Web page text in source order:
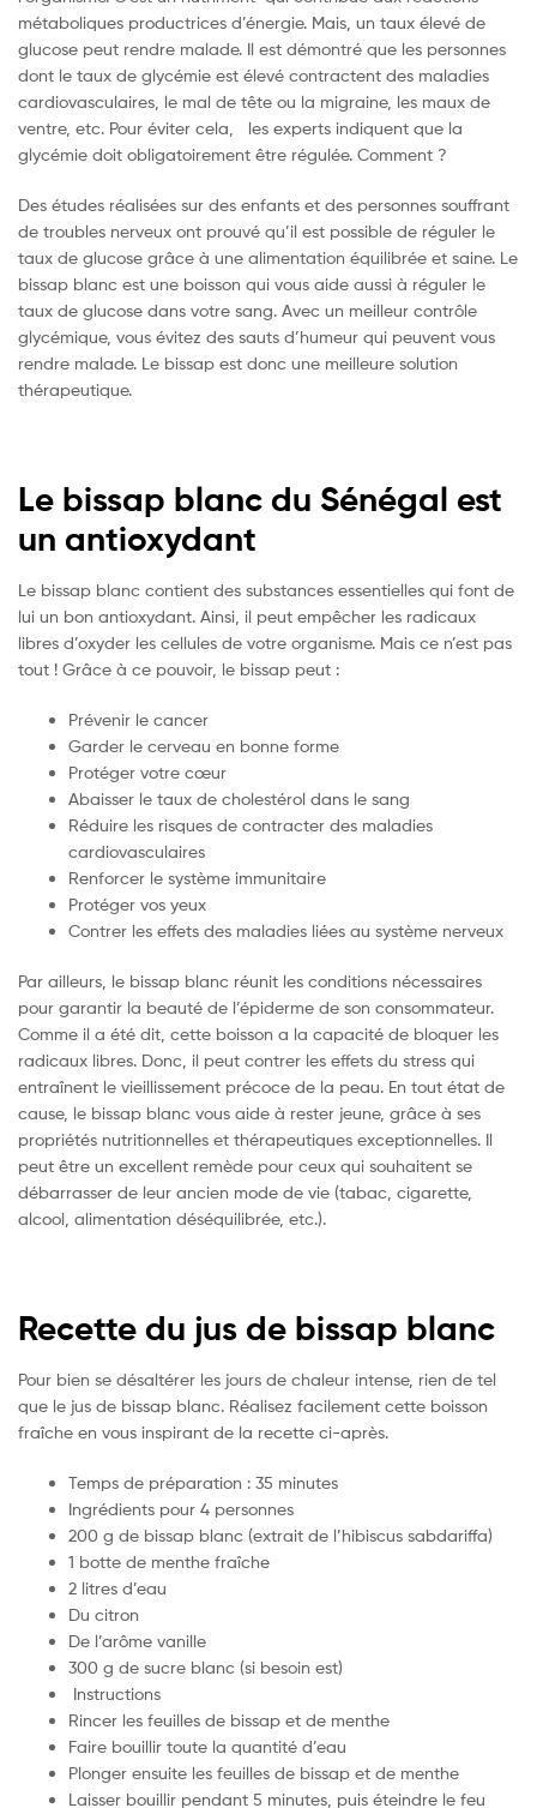
métaboliques productrices d’énergie. Mais, un taux élevé de
glucose peut rendre malade. Il est démontré que les personnes
dont le taux de glycémie est élevé contractent des maladies
cardiovasculaires, le mal de tête ou la migraine, les maux de
ventre, etc. Pour éviter cela, les experts indiquent que la
glycémie doit obligatoirement être régulée. Comment ?
Des études réalisées sur des enfants et des personnes souffrant
de troubles nerveux ont prouvé qu’il est possible de réguler le
taux de glucose grâce à une alimentation équilibrée et saine. Le
bissap blanc est une boisson qui vous aide aussi à réguler le
taux de glucose dans votre sang. Avec un meilleur contrôle
glycémique, vous évitez des sauts d’humeur qui peuvent vous
rendre malade. Le bissap est donc une meilleure solution
thérapeutique.
Le bissap blanc du Sénégal est
un antioxydant
Le bissap blanc contient des substances essentielles qui font de
lui un bon antioxydant. Ainsi, il peut empêcher les radicaux
libres d’oxyder les cellules de votre organisme. Mais ce n’est pas
tout ! Grâce à ce pouvoir, le bissap peut :
Prévenir le cancer
Garder le cerveau en bonne forme
Protéger votre cœur
Abaisser le taux de cholestérol dans le sang
Réduire les risques de contracter des maladies
cardiovasculaires
Renforcer le système immunitaire
Protéger vos yeux
Contrer les effets des maladies liées au système nerveux
Par ailleurs, le bissap blanc réunit les conditions nécessaires
pour garantir la beauté de l’épiderme de son consommateur.
Comme il a été dit, cette boisson a la capacité de bloquer les
radicaux libres. Donc, il peut contrer les effets du stress qui
entraînent le vieillissement précoce de la peau. En tout état de
cause, le bissap blanc vous aide à rester jeune, grâce à ses
propriétés nutritionnelles et thérapeutiques exceptionnelles. Il
peut être un excellent remède pour ceux qui souhaitent se
débarrasser de leur ancien mode de vie (tabac, cigarette,
alcool, alimentation déséquilibrée, etc.).
Recette du jus de bissap blanc
Pour bien se désaltérer les jours de chaleur intense, rien de tel
que le jus de bissap blanc. Réalisez facilement cette boisson
fraîche en vous inspirant de la recette ci-après.
Temps de préparation : 35 minutes
Ingrédients pour 4 personnes
200 g de bissap blanc (extrait de l’hibiscus sabdariffa)
1 botte de menthe fraîche
2 litres d’eau
Du citron
De l’arôme vanille
300 g de sucre blanc (si besoin est)
Instructions
Rincer les feuilles de bissap et de menthe
Faire bouillir toute la quantité d’eau
Plonger ensuite les feuilles de bissap et de menthe
Laisser bouillir pendant 5 minutes, puis éteindre le feu